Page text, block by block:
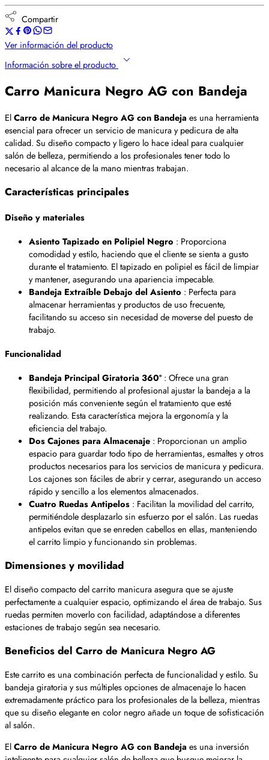
Compartir
Ver información del producto
Información sobre el producto
Carro Manicura Negro AG con Bandeja
ElCarro de Manicura Negro AG con Bandeja es una herramienta
esencial para ofrecer un servicio de manicura y pedicura de alta
calidad. Su diseño compacto y ligero lo hace ideal para cualquier
salón de belleza, permitiendo a los profesionales tener todo lo
necesario al alcance de la mano mientras trabajan.
Características principales
Diseño y materiales
Asiento Tapizado en Polipiel Negro : Proporciona
comodidad y estilo, haciendo que el cliente se sienta a gusto
durante el tratamiento. El tapizado en polipiel es fácil de limpiar
y mantener, asegurando una apariencia impecable.
Bandeja Extraíble Debajo del Asiento : Perfecta para
almacenar herramientas y productos de uso frecuente,
facilitando su acceso sin necesidad de moverse del puesto de
trabajo.
Funcionalidad
Bandeja Principal Giratoria 360º : Ofrece una gran
flexibilidad, permitiendo al profesional ajustar la bandeja a la
posición más conveniente según el tratamiento que esté
realizando. Esta característica mejora la ergonomía y la
eficiencia del trabajo.
Dos Cajones para Almacenaje : Proporcionan un amplio
espacio para guardar todo tipo de herramientas, esmaltes y otros
productos necesarios para los servicios de manicura y pedicura.
Los cajones son fáciles de abrir y cerrar, asegurando un acceso
rápido y sencillo a los elementos almacenados.
Cuatro Ruedas Antipelos : Facilitan la movilidad del carrito,
permitiéndole desplazarlo sin esfuerzo por el salón. Las ruedas
antipelos evitan que se enreden cabellos en ellas, manteniendo
el carrito limpio y funcionando sin problemas.
Dimensiones y movilidad
El diseño compacto del carrito manicura asegura que se ajuste
perfectamente a cualquier espacio, optimizando el área de trabajo. Sus
ruedas permiten moverlo con facilidad, adaptándose a diferentes
estaciones de trabajo según sea necesario.
Beneficios del Carro de Manicura Negro AG
Este carrito es una combinación perfecta de funcionalidad y estilo. Su
bandeja giratoria y sus múltiples opciones de almacenaje lo hacen
extremadamente práctico para los profesionales de la belleza, mientras
que su diseño elegante en color negro añade un toque de sofisticación
al salón.
ElCarro de Manicura Negro AG con Bandeja es una inversión